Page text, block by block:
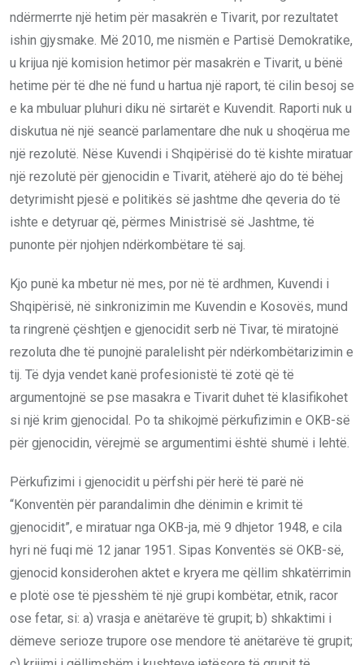
ndërmerrte një hetim për masakrën e Tivarit, por rezultatet
ishin gjysmake. Më 2010, me nismën e Partisë Demokratike,
u krijua një komision hetimor për masakrën e Tivarit, u bënë
hetime për të dhe në fund u hartua një raport, të cilin besoj se
e ka mbuluar pluhuri diku në sirtarët e Kuvendit. Raporti nuk u
diskutua në një seancë parlamentare dhe nuk u shoqërua me
një rezolutë. Nëse Kuvendi i Shqipërisë do të kishte miratuar
një rezolutë për gjenocidin e Tivarit, atëherë ajo do të bëhej
detyrimisht pjesë e politikës së jashtme dhe qeveria do të
ishte e detyruar që, përmes Ministrisë së Jashtme, të
punonte për njohjen ndërkombëtare të saj.
Kjo punë ka mbetur në mes, por në të ardhmen, Kuvendi i
Shqipërisë, në sinkronizimin me Kuvendin e Kosovës, mund
ta ringrenë çështjen e gjenocidit serb në Tivar, të miratojnë
rezoluta dhe të punojnë paralelisht për ndërkombëtarizimin e
tij. Të dyja vendet kanë profesionistë të zotë që të
argumentojnë se pse masakra e Tivarit duhet të klasifikohet
si një krim gjenocidal. Po ta shikojmë përkufizimin e OKB-së
për gjenocidin, vërejmë se argumentimi është shumë i lehtë.
Përkufizimi i gjenocidit u përfshi për herë të parë në
“Konventën për parandalimin dhe dënimin e krimit të
gjenocidit”, e miratuar nga OKB-ja, më 9 dhjetor 1948, e cila
hyri në fuqi më 12 janar 1951. Sipas Konventës së OKB-së,
gjenocid konsiderohen aktet e kryera me qëllim shkatërrimin
e plotë ose të pjesshëm të një grupi kombëtar, etnik, racor
ose fetar, si: a) vrasja e anëtarëve të grupit; b) shkaktimi i
dëmeve serioze trupore ose mendore të anëtarëve të grupit;